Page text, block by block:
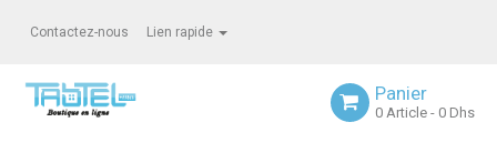
Contactez-nous Lien rapide
Panier
0 Article - 0 Dhs